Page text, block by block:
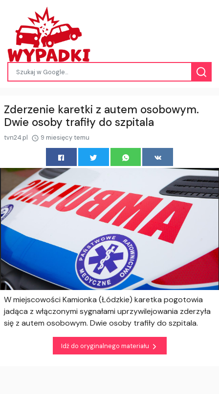
Zderzenie karetki z autem osobowym.
Dwie osoby trafiły do szpitala
tvn24.pl 9 miesięcy temu
W miejscowości Kamionka (Łódzkie) karetka pogotowia
jadąca z włączonymi sygnałami uprzywilejowania zderzyła
się z autem osobowym. Dwie osoby trafiły do szpitala.
Idź do oryginalnego materiału